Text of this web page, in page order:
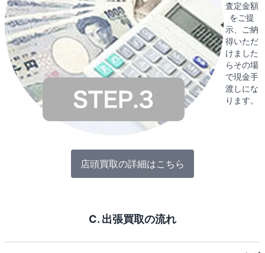
査定金額
をご提
示、ご納
得いただ
けました
らその場
で現金手
渡しにな
ります。
店頭買取の詳細はこちら
C. 出張買取の流れ